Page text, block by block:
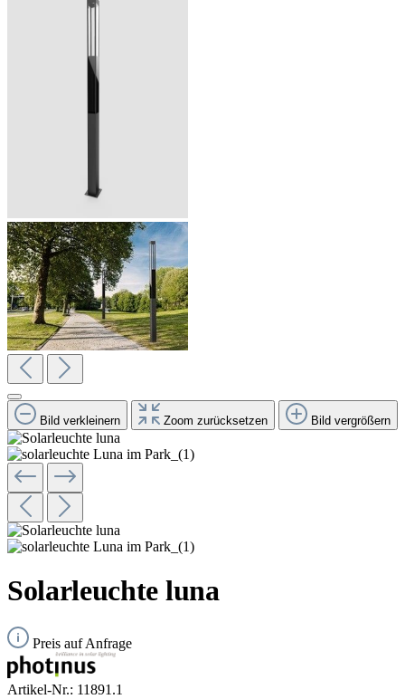
Bild verkleinern Zoom zurücksetzen Bild vergrößern
Solarleuchte luna
Preis auf Anfrage
Artikel-Nr.: 11891.1